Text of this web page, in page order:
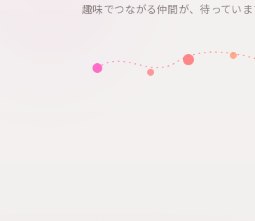
趣味でつながる仲間が、待っていま